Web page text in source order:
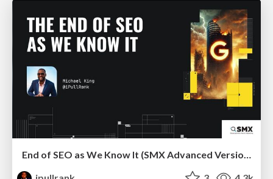
End of SEO as We Know It (SMX Advanced Version)